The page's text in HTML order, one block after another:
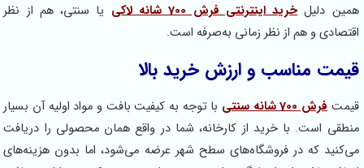
دلیلخرید اینترنتی فرش 700 شانه لاکی
یا سنتی، هم از نظر
و هم از نظر زمانی به‌صرفه است.
مناسب و ارزش خرید بالا
فرش 700 شانه سنتی
با توجه به کیفیت بافت و مواد اولیه آن بسیار
است. با خرید از کارخانه، شما در واقع همان محصولی را دریافت
که در فروشگاه‌های سطح شهر عرضه می‌شود، اما بدون هزینه‌های